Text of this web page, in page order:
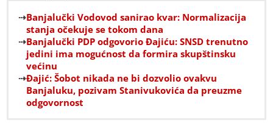
Banjalučki Vodovod sanirao kvar: Normalizacija
stanja očekuje se tokom dana
Banjalučki PDP odgovorio Đajiću: SNSD trenutno
jedini ima mogućnost da formira skupštinsku
većinu
Đajić: Šobot nikada ne bi dozvolio ovakvu
Banjaluku, pozivam Stanivukovića da preuzme
odgovornost